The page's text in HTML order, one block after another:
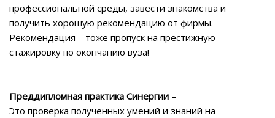
профессиональной среды, завести знакомства и
получить хорошую рекомендацию от фирмы.
Рекомендация – тоже пропуск на престижную
стажировку по окончанию вуза!
Преддипломная практика Синергии –
Это проверка полученных умений и знаний на